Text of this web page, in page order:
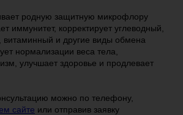
родную защитную микрофлору
иммунитет, корректирует углеводный,
витаминный и другие виды обмена
нормализации веса тела,
улучшает здоровье и продлевает
можно по телефону,
сайте или отправив заявку